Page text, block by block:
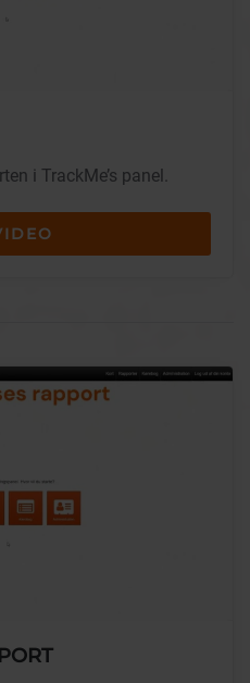
i TrackMe’s panel.